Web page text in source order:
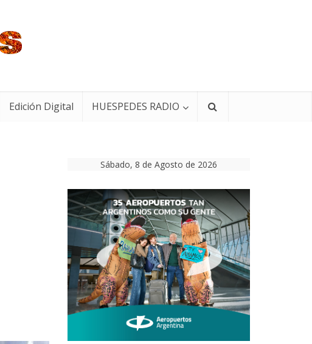
Edición Digital HUESPEDES RADIO
Sábado, 8 de Agosto de 2026